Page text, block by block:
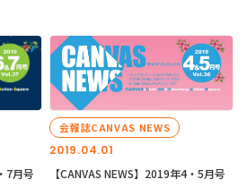
7月号
2019.04.01
会報誌CANVAS NEWS
【CANVAS NEWS】2019年4・5月号